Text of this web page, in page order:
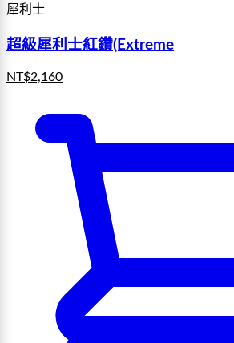
犀利士
超級犀利士紅鑽(Extreme
NT$2,160